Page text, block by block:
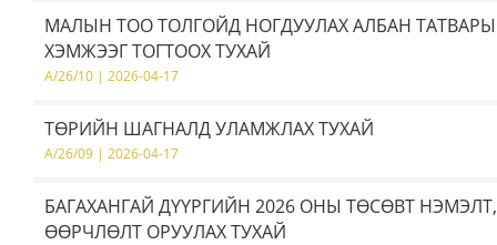
МАЛЫН ТОО ТОЛГОЙД НОГДУУЛАХ АЛБАН
ХЭМЖЭЭГ ТОГТООХ ТУХАЙ
A/26/10 | 2026-04-17
ТӨРИЙН ШАГНАЛД УЛАМЖЛАХ ТУХАЙ
A/26/09 | 2026-04-17
БАГАХАНГАЙ ДҮҮРГИЙН 2026 ОНЫ ТӨСӨВТ НЭМЭЛТ,
ӨӨРЧЛӨЛТ ОРУУЛАХ ТУХАЙ